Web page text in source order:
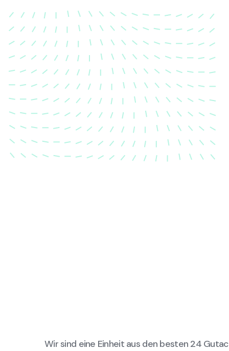
Unsere exakte
einem Unfall wieder in ihren
Zustand gebracht wird.
Wir sind eine Einheit aus den besten 24